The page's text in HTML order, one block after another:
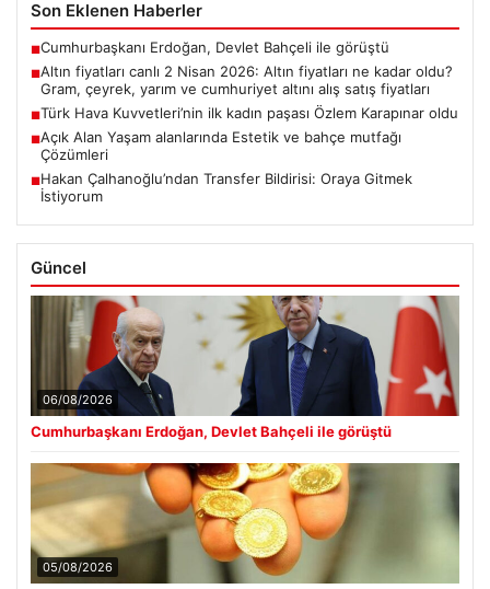
Son Eklenen Haberler
■Cumhurbaşkanı Erdoğan, Devlet Bahçeli ile görüştü
■Altın fiyatları canlı 2 Nisan 2026: Altın fiyatları ne kadar oldu?
Gram, çeyrek, yarım ve cumhuriyet altını alış satış fiyatları
■Türk Hava Kuvvetleri’nin ilk kadın paşası Özlem Karapınar oldu
■Açık Alan Yaşam alanlarında Estetik ve bahçe mutfağı
Çözümleri
■Hakan Çalhanoğlu’ndan Transfer Bildirisi: Oraya Gitmek
İstiyorum
Güncel
06/08/2026
Cumhurbaşkanı Erdoğan, Devlet Bahçeli ile görüştü
05/08/2026